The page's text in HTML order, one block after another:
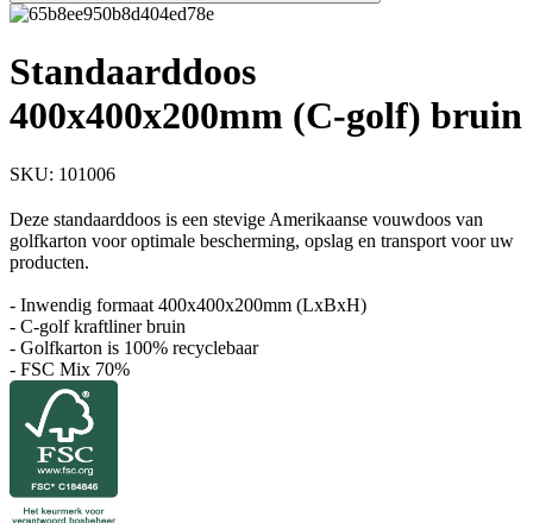
Standaarddoos
400x400x200mm (C-golf) bruin
SKU: 101006
Deze standaarddoos is een stevige Amerikaanse vouwdoos van
golfkarton voor optimale bescherming, opslag en transport voor uw
producten.
- Inwendig formaat 400x400x200mm (LxBxH)
- C-golf kraftliner bruin
- Golfkarton is 100% recyclebaar
- FSC Mix 70%